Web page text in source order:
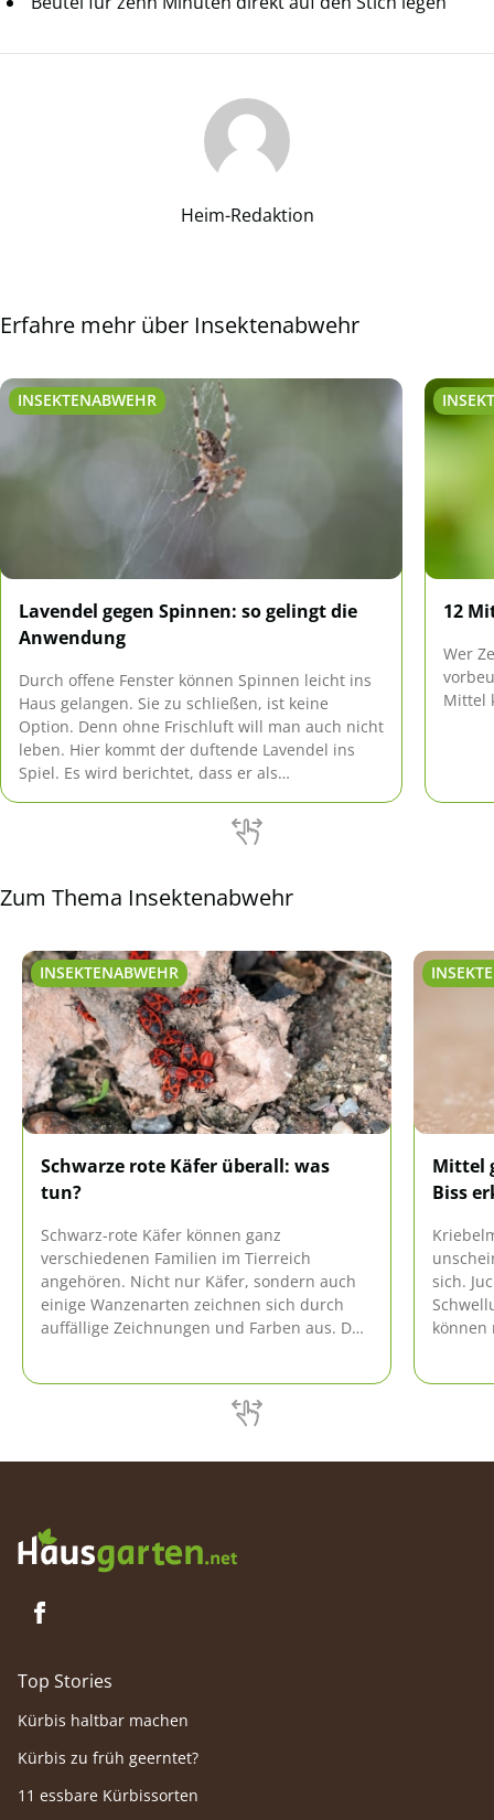
Heim-Redaktion
Erfahre mehr über Insektenabwehr
INSEKTENABWEHR
Lavendel gegen Spinnen: so gelingt die
Anwendung
Durch offene Fenster können Spinnen leicht ins
Haus gelangen. Sie zu schließen, ist keine
Option. Denn ohne Frischluft will man auch nicht
leben. Hier kommt der duftende Lavendel ins
Spiel. Es wird berichtet, dass er als
12
Wer
Mittel
Zum Thema Insektenabwehr
INSEKTENABWEHR
Schwarze rote Käfer überall: was
tun?
Schwarz-rote Käfer können ganz
verschiedenen Familien im Tierreich
angehören. Nicht nur Käfer, sondern auch
einige Wanzenarten zeichnen sich durch
auffällige Zeichnungen und Farben aus. Da
Mittel
Biss
sich.
können
Top Stories
Kürbis haltbar machen
Kürbis zu früh geerntet?
11 essbare Kürbissorten